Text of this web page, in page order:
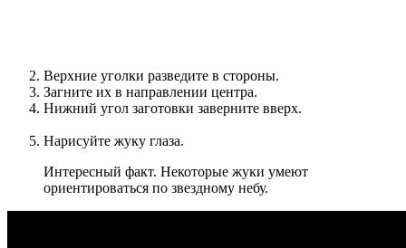
Верхние уголки разведите в стороны.
Загните их в направлении центра.
Нижний угол заготовки заверните вверх.
Нарисуйте жуку глаза.
Интересный факт. Некоторые жуки умеют
ориентироваться по звездному небу.